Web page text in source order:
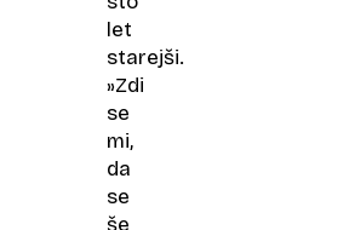
let
starejši.
»Zdi
se
mi,
da
se
še